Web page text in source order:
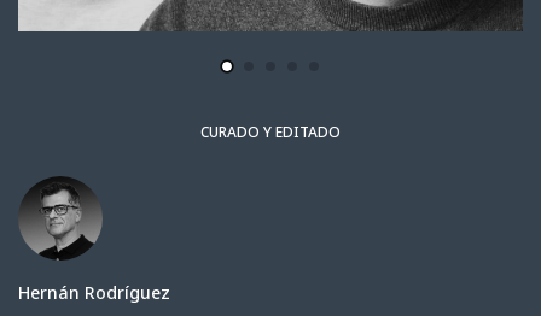
CURADO Y EDITADO
Hernán Rodríguez